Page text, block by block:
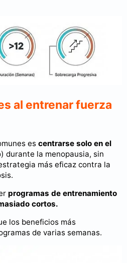
al entrenar fuerza
es centrarse solo en el
durante la menopausia, sin
más eficaz contra la
programas de entrenamiento
cortos.
los beneficios más
de varias semanas.